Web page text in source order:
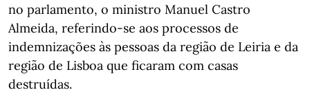
no parlamento, o ministro Manuel Castro
Almeida, referindo-se aos processos de
indemnizações às pessoas da região de Leiria e da
região de Lisboa que ficaram com casas
destruídas.